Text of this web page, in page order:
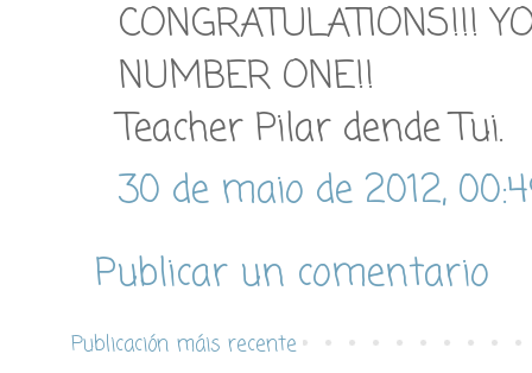
CONGRATULATIONS!!!
NUMBER ONE!!
Teacher Pilar dende Tui.
30 de maio de 2012,
Publicar un comentario
Publicación máis recente